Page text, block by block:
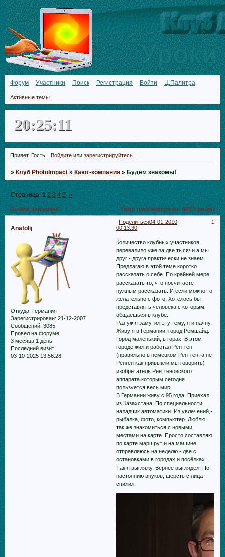
Форум Участники Поиск Регистрация Войти Ц.Палитра
Активные темы
20:25:13
Привет, Гость! Войдите илизарегистрируйтесь
»Клуб PhotoImpact »Кают-компания »Будем знакомы!
Будем знакомы! Тему просмотрели:6025раз(а)
Страница:1 2 3 4 5 »
Поделиться 1
04-01-2010
00:13:30
Anatolij
Откуда: Германия
Зарегистрирован: 21-12-2007
Сообщений: 3085
Провел на форуме:
3 месяца 1 день
Последний визит:
03-10-2025 13:56:28
Количество клубных участников
перевалило уже за две тысячи а мы
друг - друга практически не знаем.
Предлагаю в этой теме коротко
рассказать о себе. По крайней мере
рассказать то, что посчитаете
нужным рассказать. И если можно то
желательно с фото. Хотелось бы
представлять человека с которым
общаешься в клубе.
Раз уж я замутил эту тему, я и начну.
Живу я в Германии, город Ремшайд.
Город маленький, в горах. В этом
городе жил и работал Рёнтген
(правильно в немецком Рёнтген, а не
Ренген как привыкли мы говорить)
изобретатель Рентгеновского
аппарата которым сегодня
пользуется весь мир.
В Германии живу с 95 года. Приехал
из Казахстана. По специальности
наладчик автоматики. Из увлечений,-
рыбалка, фото, компьютер. Люблю
так же знакомиться с новыми
местами на карте. Просто составляю
по карте маршрут и на машине
отправляюсь на неделю - две с
остановками в городах и посёлках.
Так я выгляжу. Вернее выглядел. По
настоянию внуков, шерсть с лица
спилил.